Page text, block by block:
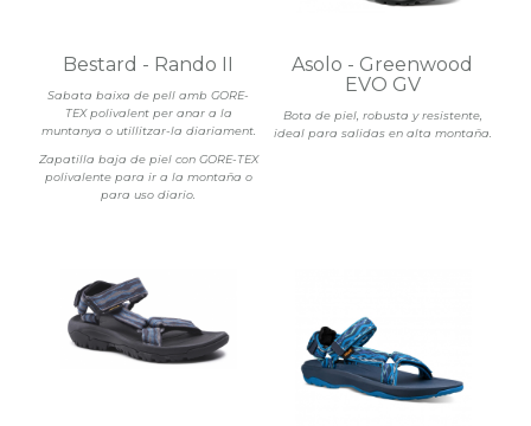
Sabata baixa de pell amb GORE-
TEX polivalent per anar a la
muntanya o utillitzar-la diariament.
Zapatilla baja de piel con GORE-TEX
polivalente para ir a la montaña o
para uso diario.
Bestard - Rando II
Bota de piel, robusta y resistente,
ideal para salidas en alta montaña.
Asolo - Greenwood
EVO GV